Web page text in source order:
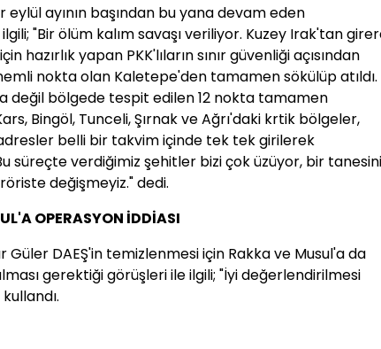
ayının başından bu yana devam eden
"Bir ölüm kalım savaşı veriliyor. Kuzey Irak'tan
hazırlık yapan PKK'lıların sınır güvenliği açısından
nokta olan Kaletepe'den tamamen sökülüp atıldı.
değil bölgede tespit edilen 12 nokta tamamen
Bingöl, Tunceli, Şırnak ve Ağrı'daki krtik bölgeler,
belli bir takvim içinde tek tek girilerek
süreçte verdiğimiz şehitler bizi çok üzüyor, bir
değişmeyiz." dedi.
OPERASYON İDDİASI
Güler DAEŞ'in temizlenmesi için Rakka ve Musul'a da
gerektiği görüşleri ile ilgili; "İyi değerlendirilmesi